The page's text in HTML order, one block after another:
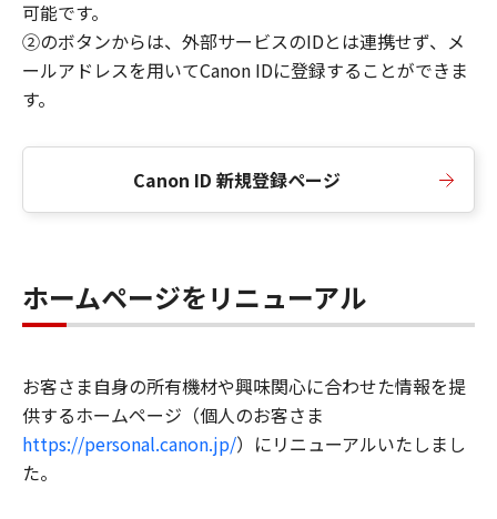
可能です。
②のボタンからは、外部サービスのIDとは連携せず、メ
ールアドレスを用いてCanon IDに登録することができま
す。
Canon ID 新規登録ページ
ホームページをリニューアル
お客さま自身の所有機材や興味関心に合わせた情報を提
供するホームページ（個人のお客さま
https://personal.canon.jp/）にリニューアルいたしまし
た。